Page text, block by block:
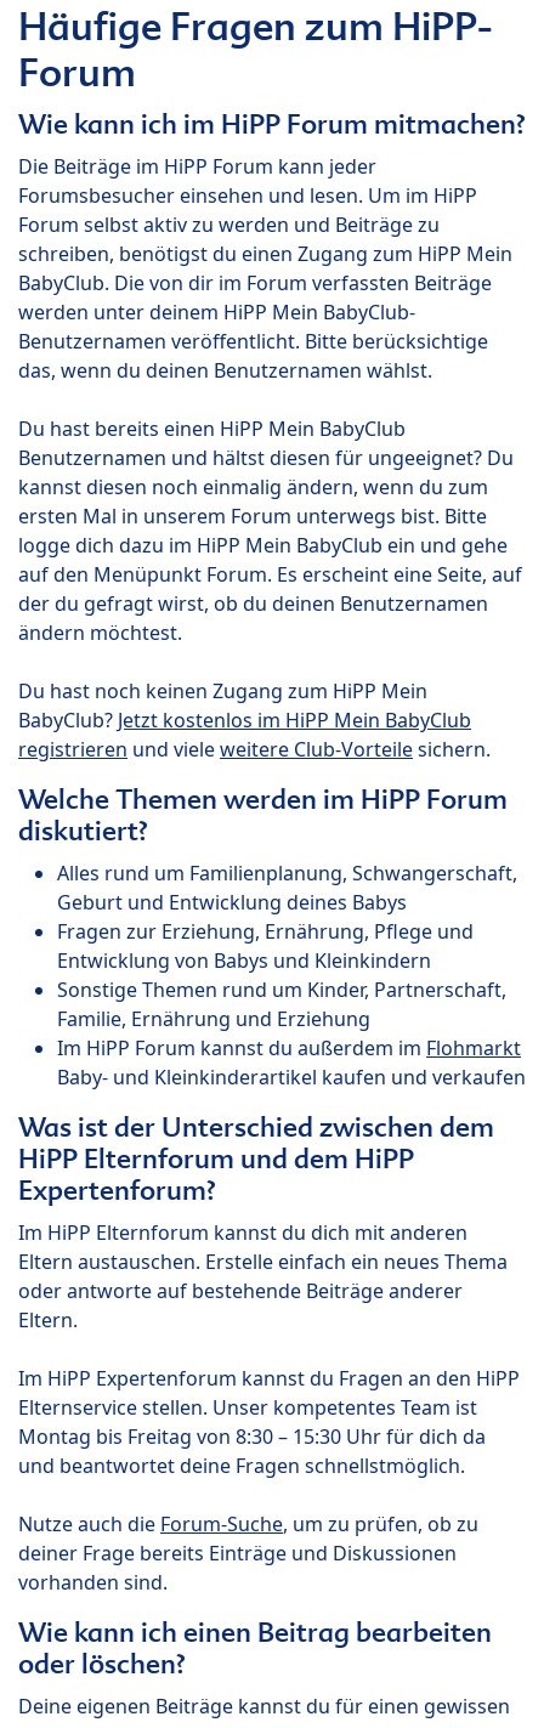
Häufige Fragen zum HiPP-
Forum
Wie kann ich im HiPP Forum mitmachen?
Die Beiträge im HiPP Forum kann jeder
Forumsbesucher einsehen und lesen. Um im HiPP
Forum selbst aktiv zu werden und Beiträge zu
schreiben, benötigst du einen Zugang zum HiPP Mein
BabyClub. Die von dir im Forum verfassten Beiträge
werden unter deinem HiPP Mein BabyClub-
Benutzernamen veröffentlicht. Bitte berücksichtige
das, wenn du deinen Benutzernamen wählst.
Du hast bereits einen HiPP Mein BabyClub
Benutzernamen und hältst diesen für ungeeignet? Du
kannst diesen noch einmalig ändern, wenn du zum
ersten Mal in unserem Forum unterwegs bist. Bitte
logge dich dazu im HiPP Mein BabyClub ein und gehe
auf den Menüpunkt Forum. Es erscheint eine Seite, auf
der du gefragt wirst, ob du deinen Benutzernamen
ändern möchtest.
Du hast noch keinen Zugang zum HiPP Mein
BabyClub? Jetzt kostenlos im HiPP Mein BabyClub
registrieren und vieleweitere Club-Vorteilesichern.
Welche Themen werden im HiPP Forum
diskutiert?
Alles rund um Familienplanung, Schwangerschaft,
Geburt und Entwicklung deines Babys
Fragen zur Erziehung, Ernährung, Pflege und
Entwicklung von Babys und Kleinkindern
Sonstige Themen rund um Kinder, Partnerschaft,
Familie, Ernährung und Erziehung
Im HiPP Forum kannst du außerdem im Flohmarkt
Baby- und Kleinkinderartikel kaufen und verkaufen
Was ist der Unterschied zwischen dem
HiPP Elternforum und dem HiPP
Expertenforum?
Im HiPP Elternforum kannst du dich mit anderen
Eltern austauschen. Erstelle einfach ein neues Thema
oder antworte auf bestehende Beiträge anderer
Eltern.
Im HiPP Expertenforum kannst du Fragen an den HiPP
Elternservice stellen. Unser kompetentes Team ist
Montag bis Freitag von 8:30 – 15:30 Uhr für dich da
und beantwortet deine Fragen schnellstmöglich.
Nutze auch die Forum-Suche, um zu prüfen, ob zu
deiner Frage bereits Einträge und Diskussionen
vorhanden sind.
Wie kann ich einen Beitrag bearbeiten
oder löschen?
Deine eigenen Beiträge kannst du für einen gewissen